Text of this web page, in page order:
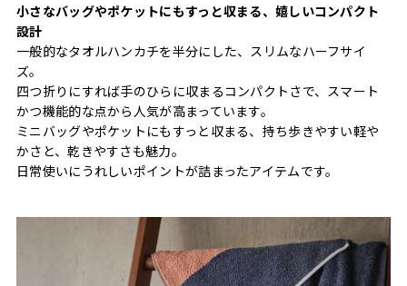
小さなバッグやポケットにもすっと収まる、嬉しいコンパクト
設計
一般的なタオルハンカチを半分にした、スリムなハーフサイ
ズ。
四つ折りにすれば手のひらに収まるコンパクトさで、スマート
かつ機能的な点から人気が高まっています。
ミニバッグやポケットにもすっと収まる、持ち歩きやすい軽や
かさと、乾きやすさも魅力。
日常使いにうれしいポイントが詰まったアイテムです。